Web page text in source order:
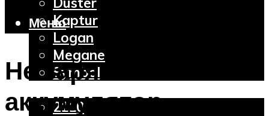
Kaptur
Logan
Megane
Symbol
2110
Меню
Не заряжается
аккумулятор